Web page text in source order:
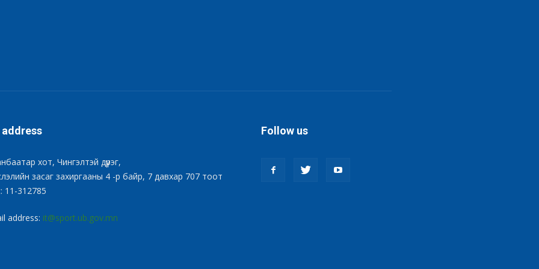
address
хот, Чингэлтэй дүүрэг,
засаг захиргааны 4 -р байр, 7 давхар 707 тоот
11-312785
address: it@sport.ub.gov.mn
Follow us